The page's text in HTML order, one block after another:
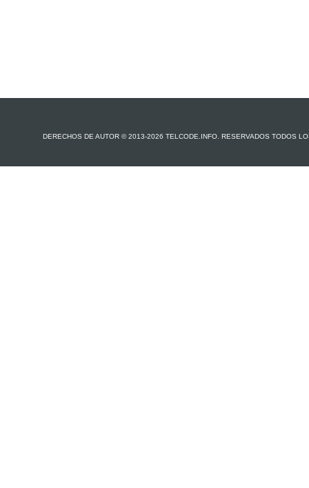
DERECHOS DE AUTOR © 2013-2026 TELCODE.INFO. RESERVADOS TODOS